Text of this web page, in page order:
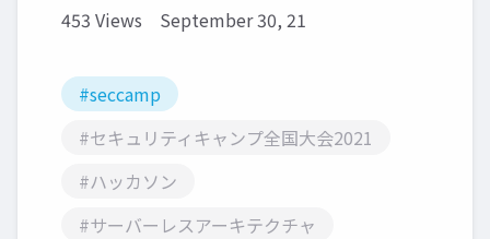
453 Views September 30, 21
#seccamp
#セキュリティキャンプ全国大会2021
#ハッカソン
#サーバーレスアーキテクチャ